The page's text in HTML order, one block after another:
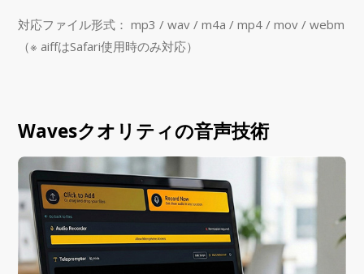
対応ファイル形式： mp3 / wav / m4a / mp4 / mov / webm
（※ aiffはSafari使用時のみ対応）
Wavesクオリティの音声技術